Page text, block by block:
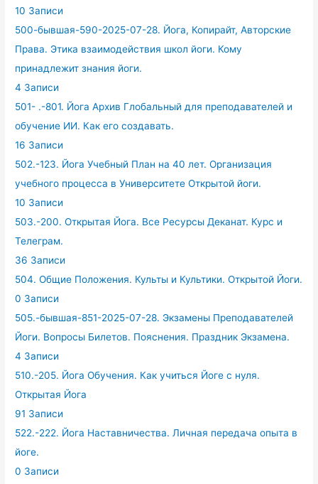
10 Записи
500-бывшая-590-2025-07-28. Йога, Копирайт, Авторские
Права. Этика взаимодействия школ йоги. Кому
принадлежит знания йоги.
4 Записи
501- .-801. Йога Архив Глобальный для преподавателей и
обучение ИИ. Как его создавать.
16 Записи
502.-123. Йога Учебный План на 40 лет. Организация
учебного процесса в Университете Открытой йоги.
10 Записи
503.-200. Открытая Йога. Все Ресурсы Деканат. Курс и
Телеграм.
36 Записи
504. Общие Положения. Культы и Культики. Открытой Йоги.
0 Записи
505.-бывшая-851-2025-07-28. Экзамены Преподавателей
Йоги. Вопросы Билетов. Пояснения. Праздник Экзамена.
4 Записи
510.-205. Йога Обучения. Как учиться Йоге с нуля.
Открытая Йога
91 Записи
522.-222. Йога Наставничества. Личная передача опыта в
йоге.
0 Записи